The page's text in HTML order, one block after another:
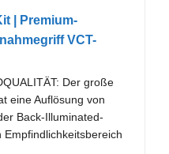
| Premium-
VCT-
Der große
eine Auflösung von
Back-Illuminated-